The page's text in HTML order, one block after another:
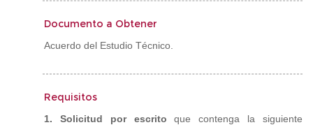
Documento a Obtener
Acuerdo del Estudio Técnico.
Requisitos
1. Solicitud por escrito que contenga la siguiente